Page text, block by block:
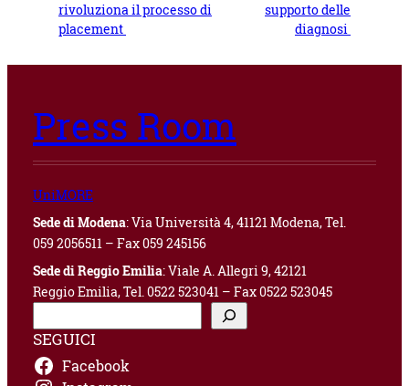
rivoluziona il processo di
placement
supporto delle
diagnosi
Press Room
UniMORE
Sede di Modena: Via Università 4, 41121 Modena, Tel.
059 2056511 – Fax 059 245156
Sede di Reggio Emilia: Viale A. Allegri 9, 42121
Reggio Emilia, Tel. 0522 523041 – Fax 0522 523045
e
r
c
SEGUICI
Facebook